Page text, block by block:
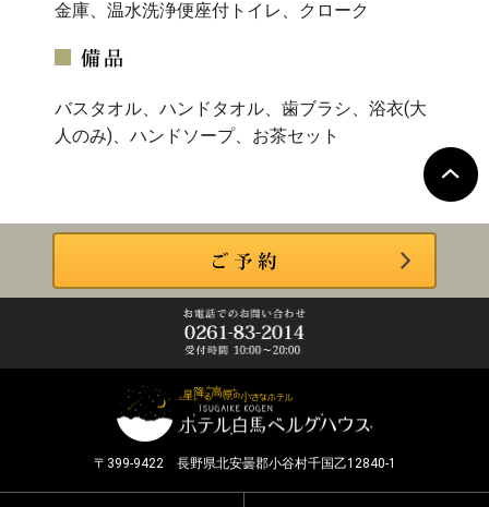
金庫、温水洗浄便座付トイレ、クローク
バスタオル、ハンドタオル、歯ブラシ、浴衣(大
人のみ)、ハンドソープ、お茶セット
〒399-9422 長野県北安曇郡小谷村千国乙12840-1